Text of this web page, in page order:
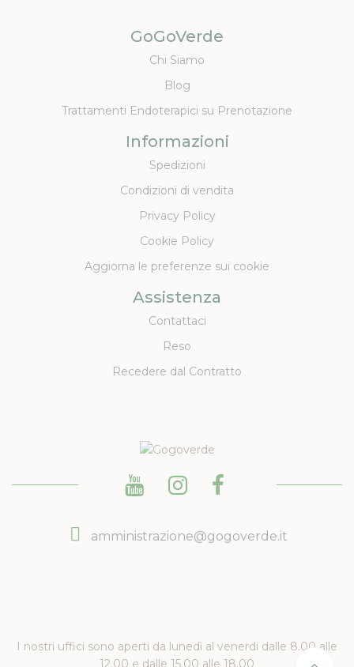
GoGoVerde
Chi Siamo
Blog
Trattamenti Endoterapici su Prenotazione
Informazioni
Spedizioni
Condizioni di vendita
Privacy Policy
Cookie Policy
Aggiorna le preferenze sui cookie
Assistenza
Contattaci
Reso
Recedere dal Contratto
amministrazione@gogoverde.it
I nostri uffici sono aperti da lunedì al venerdi dalle 8.00 alle
12.00 e dalle 15.00 alle 18.00